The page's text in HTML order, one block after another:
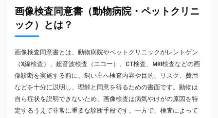
画像検査同意書（動物病院・ペットクリニ
ック）とは？
画像検査同意書とは、動物病院やペットクリニックがレントゲン
（X線検査）、超音波検査（エコー）、CT検査、MRI検査などの画
像診断を実施する前に、飼い主へ検査内容や目的、リスク、費用
などを十分に説明し、理解と同意を得るための書面です。動物は
自ら症状を説明できないため、画像検査は病気やけがの原因を特
定するうえで非常に重要な診断手段です。一方で、検査によって